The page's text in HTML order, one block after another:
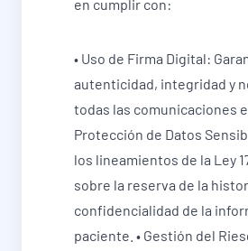
en cumplir con:
• Uso de Firma Digital:
autenticidad, integridad y
todas las comunicaciones
Protección de Datos
los lineamientos de la Ley
sobre la reserva de la
confidencialidad de la
paciente. • Gestión del